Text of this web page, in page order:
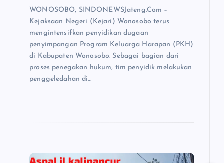
WONOSOBO, SINDONEWSJateng.Com –
Kejaksaan Negeri (Kejari) Wonosobo terus
mengintensifkan penyidikan dugaan
penyimpangan Program Keluarga Harapan (PKH)
di Kabupaten Wonosobo. Sebagai bagian dari
proses penegakan hukum, tim penyidik melakukan
penggeledahan di…